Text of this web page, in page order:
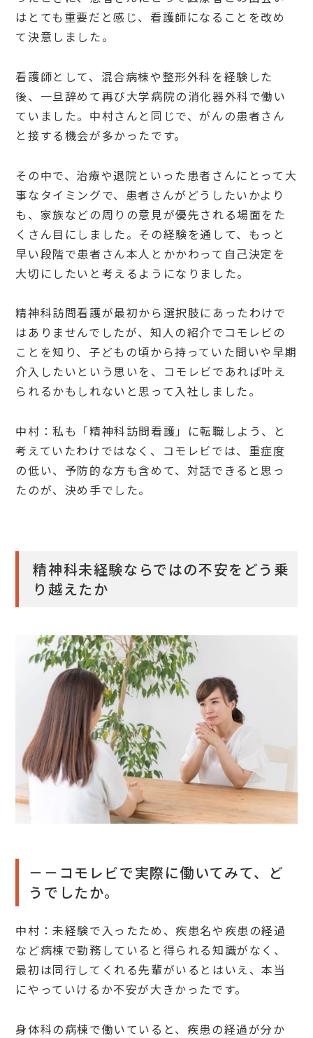
はとても重要だと感じ、看護師になることを改め
て決意しました。
看護師として、混合病棟や整形外科を経験した
後、一旦辞めて再び大学病院の消化器外科で働い
ていました。中村さんと同じで、がんの患者さん
と接する機会が多かったです。
その中で、治療や退院といった患者さんにとって大
事なタイミングで、患者さんがどうしたいかより
も、家族などの周りの意見が優先される場面をた
くさん目にしました。その経験を通して、もっと
早い段階で患者さん本人とかかわって自己決定を
大切にしたいと考えるようになりました。
精神科訪問看護が最初から選択肢にあったわけで
はありませんでしたが、知人の紹介でコモレビの
ことを知り、子どもの頃から持っていた問いや早期
介入したいという思いを、コモレビであれば叶え
られるかもしれないと思って入社しました。
中村：私も「精神科訪問看護」に転職しよう、と
考えていたわけではなく、コモレビでは、重症度
の低い、予防的な方も含めて、対話できると思っ
たのが、決め手でした。
精神科未経験ならではの不安をどう乗
り越えたか
－－コモレビで実際に働いてみて、ど
うでしたか。
中村：未経験で入ったため、疾患名や疾患の経過
など病棟で勤務していると得られる知識がなく、
最初は同行してくれる先輩がいるとはいえ、本当
にやっていけるか不安が大きかったです。
身体科の病棟で働いていると、疾患の経過が分か